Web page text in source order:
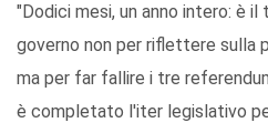
"Dodici mesi, un anno intero: è il
governo non per riflettere sulla
ma per far fallire i tre
è completato l'iter legislativo